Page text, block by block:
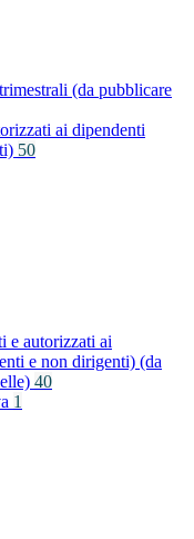
(da pubblicare
ai dipendenti
50
e autorizzati ai
e non dirigenti) (da
40
1